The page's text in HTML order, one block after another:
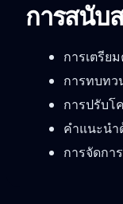
การสนับ
การเตรีย
การทบทว
การปรับโ
คำแนะนำ
การจัดกา